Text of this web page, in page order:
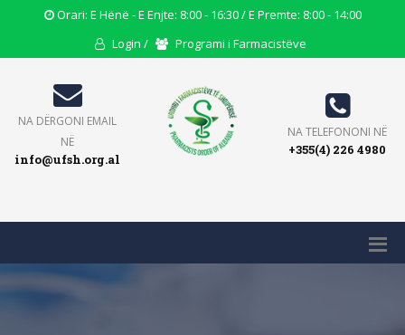
Opening
Orari: E Hënë - E Enjte: 8:00 - 16:30 / E Premte: 8:00 - 14:00
User
Login /
Users
Programi i Farmacistëve
Email
NA DËRGONI EMAIL
NË
info@ufsh.org.al
Phone
Icon
NA TELEFONONI NË
+355(4) 226 4980